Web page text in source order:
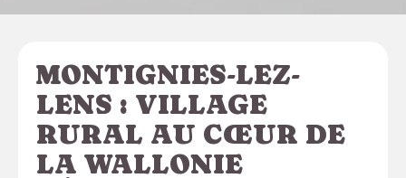
MONTIGNIES-LEZ-
LENS : VILLAGE
RURAL AU CŒUR DE
LA WALLONIE